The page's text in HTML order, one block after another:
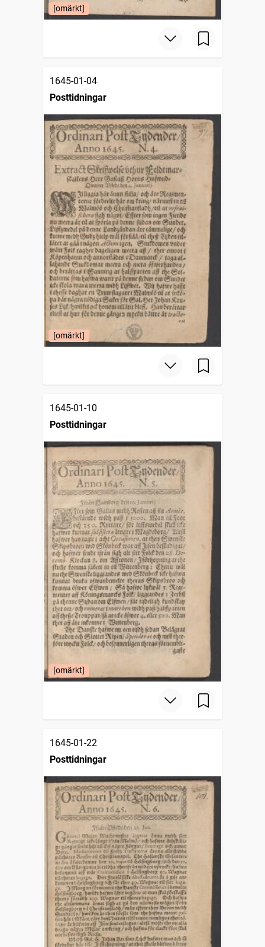
[omärkt]
1645-01-04
Posttidningar
[omärkt]
1645-01-10
Posttidningar
[omärkt]
1645-01-22
Posttidningar